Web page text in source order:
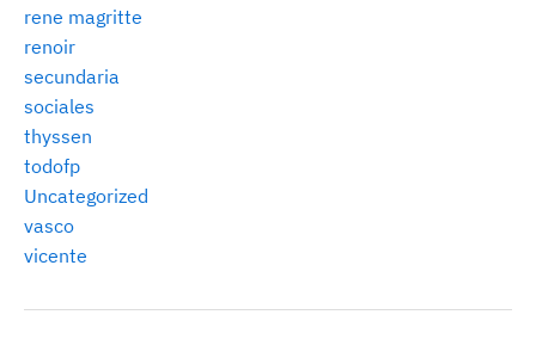
rene magritte
renoir
secundaria
sociales
thyssen
todofp
Uncategorized
vasco
vicente